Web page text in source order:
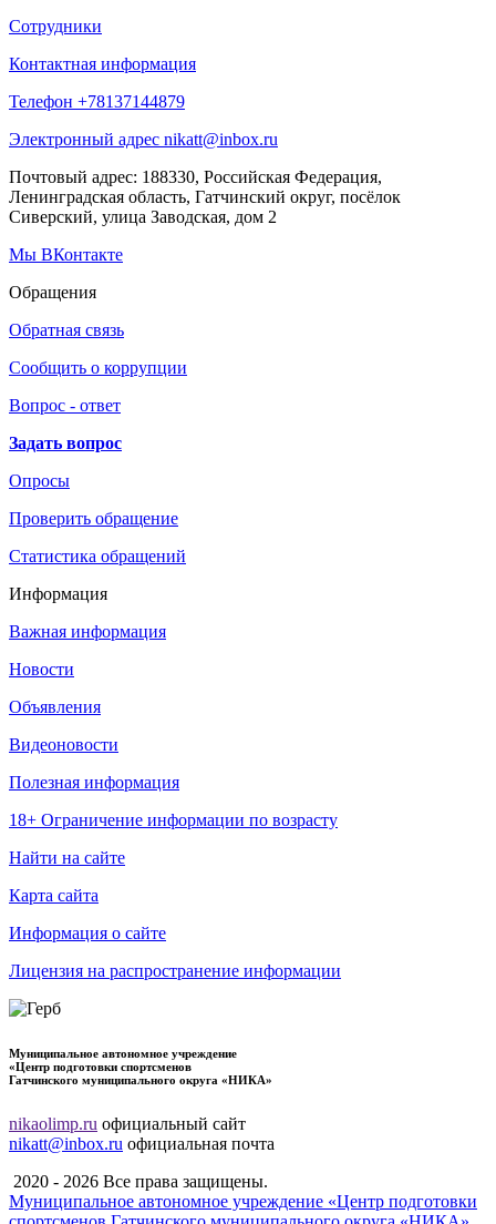
Сотрудники
Контактная информация
Телефон +78137144879
Электронный адрес nikatt@inbox.ru
Почтовый адрес: 188330, Российская Федерация,
Ленинградская область, Гатчинский округ, посёлок
Сиверский, улица Заводская, дом 2
Мы ВКонтакте
Обращения
Обратная связь
Сообщить о коррупции
Вопрос - ответ
Задать вопрос
Опросы
Проверить обращение
Статистика обращений
Информация
Важная информация
Новости
Объявления
Видеоновости
Полезная информация
18+ Ограничение информации по возрасту
Найти на сайте
Карта сайта
Информация о сайте
Лицензия на распространение информации
Муниципальное автономное учреждение
«Центр подготовки спортсменов
Гатчинского муниципального округа «НИКА»
nikaolimp.ru официальный сайт
nikatt@inbox.ru официальная почта
2020 - 2026 Все права защищены.
Муниципальное автономное учреждение «Центр подготовки